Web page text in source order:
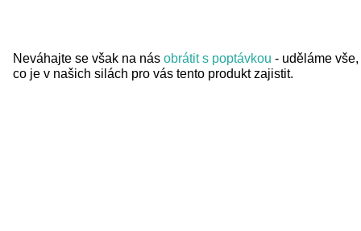
Neváhajte se však na nás obrátit s poptávkou - uděláme vše,
co je v našich silách pro vás tento produkt zajistit.